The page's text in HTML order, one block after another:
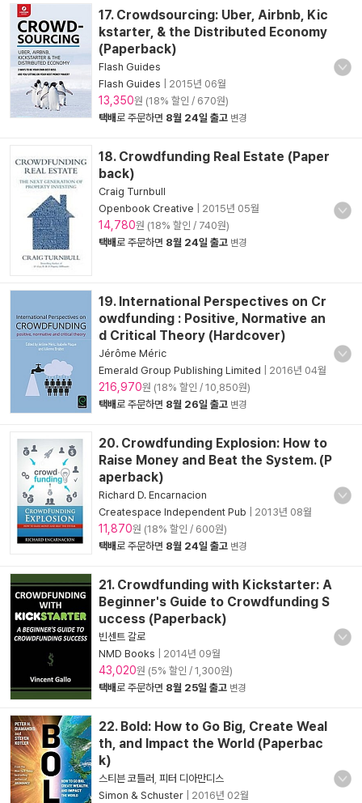
17. Crowdsourcing: Uber, Airbnb, Kic
kstarter, & the Distributed Economy
(Paperback)
Flash Guides
Flash Guides
2015년 06월
13,350원 (18% 할인 / 670원)
택배로 주문하면 8월 24일 출고 변경
18. Crowdfunding Real Estate (Paper
back)
Craig Turnbull
Openbook Creative
2015년 05월
14,780원 (18% 할인 / 740원)
택배로 주문하면 8월 24일 출고 변경
19. International Perspectives on Cr
owdfunding : Positive, Normative an
d Critical Theory (Hardcover)
Jérôme Méric
Emerald Group Publishing Limited
2016년 04월
216,970원 (18% 할인 / 10,850원)
택배로 주문하면 8월 26일 출고 변경
20. Crowdfunding Explosion: How to
Raise Money and Beat the System. (P
aperback)
Richard D. Encarnacion
Createspace Independent Pub
2013년 08월
11,870원 (18% 할인 / 600원)
택배로 주문하면 8월 24일 출고 변경
21. Crowdfunding with Kickstarter: A
Beginner's Guide to Crowdfunding S
uccess (Paperback)
빈센트 갈로
NMD Books
2014년 09월
43,020원 (5% 할인 / 1,300원)
택배로 주문하면 8월 25일 출고 변경
22. Bold: How to Go Big, Create Weal
th, and Impact the World (Paperbac
k)
스티븐 코틀러 피터 디아만디스
Simon & Schuster
2016년 02월